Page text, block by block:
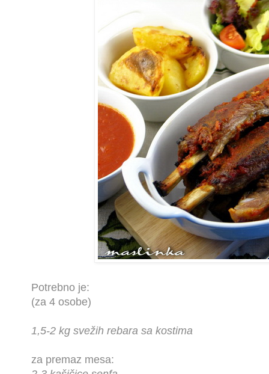
Potrebno je:
(za 4 osobe)
1,5-2 kg svežih rebara sa kostima
za premaz mesa: